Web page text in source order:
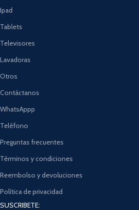
Ipad
Tablets
Televisores
Lavadoras
Otros
Contáctanos
WhatsAppp
Teléfono
Preguntas frecuentes
Términos y condiciones
Reembolso y devoluciones
Política de privacidad
SUSCRIBETE: